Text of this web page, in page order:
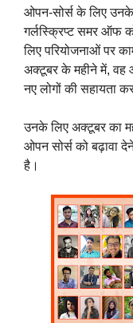
ओपन-सोर्स के लिए
गर्लस्क्रिप्ट समर ऑफ
लिए परियोजनाओं पर
अक्टूबर के महीने में,
नए लोगों की सहायता
उनके लिए अक्टूबर का
ओपन सोर्स को बढ़ावा
है।